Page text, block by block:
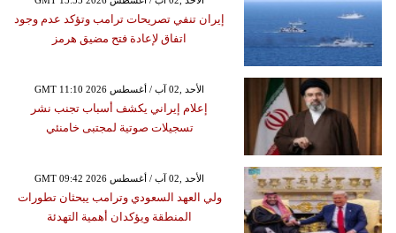
إيران تنفي تصريحات ترامب وتؤكد عدم وجود
اتفاق لإعادة فتح مضيق هرمز
GMT 11:10 2026 الأحد ,02 آب / أغسطس
إعلام إيراني يكشف أسباب تجنب نشر
تسجيلات صوتية لمجتبى خامنئي
GMT 09:42 2026 الأحد ,02 آب / أغسطس
ولي العهد السعودي وترامب يبحثان تطورات
المنطقة ويؤكدان أهمية التهدئة